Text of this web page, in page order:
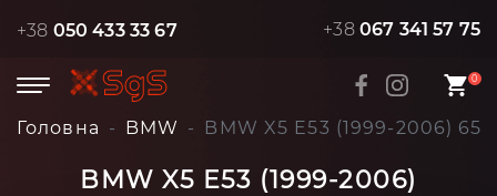
+38 050 433 33 67 +38 067 341 57 75
0
Головна BMW BMW X5 E53 (1999-2006)
BMW X5 E53 (1999-2006)